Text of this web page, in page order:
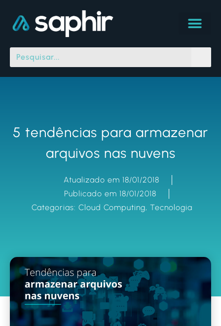
5 tendências para armazenar
arquivos nas nuvens
Atualizado em 18/01/2018
Publicado em 18/01/2018
Categorias: Cloud Computing, Tecnologia